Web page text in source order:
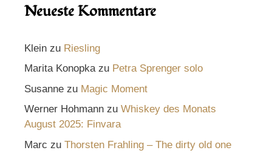
Neueste Kommentare
Klein zu Riesling
Marita Konopkazu Petra Sprenger solo
Susanne zu Magic Moment
Werner Hohmann zu Whiskey des Monats
August 2025: Finvara
Marc zu Thorsten Frahling – The dirty old one